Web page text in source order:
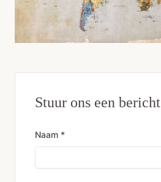
Stuur ons een bericht
Naam *